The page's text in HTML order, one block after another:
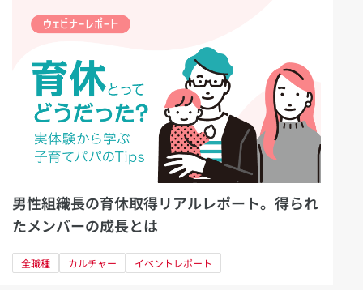
男性組織長の育休取得リアルレポート。得られ
たメンバーの成長とは
全職種 カルチャー イベントレポート